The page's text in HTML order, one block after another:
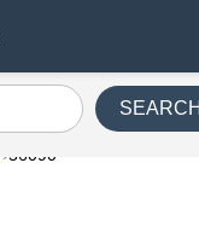
56090